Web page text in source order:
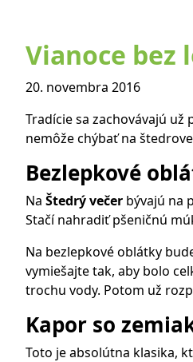
Vianoce bez
20. novembra 2016
Tradície sa zachovávajú
nemôže chýbať na
Bezlepkové
Na Štedrý večer bývajú na
Stačí nahradiť pšeničnú
Na bezlepkové oblátky
vymiešajte tak, aby bolo
trochu vody. Potom už
Kapor so
Toto je absolútna klasika,